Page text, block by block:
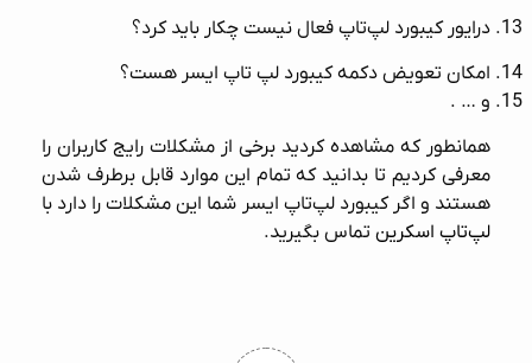
درایور کیبورد لپ‌تاپ فعال نیست چکار باید کرد؟
امکان تعویض دکمه کیبورد لپ تاپ ایسر هست؟
و … .
همانطور که مشاهده کردید برخی از مشکلات رایج کاربران را
معرفی کردیم تا بدانید که تمام این موارد قابل برطرف شدن
هستند و اگر کیبورد لپ‌تاپ ایسر شما این مشکلات را دارد با
لپ‌تاپ اسکرین تماس بگیرید.